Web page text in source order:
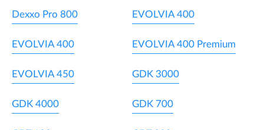
Dexxo Pro 800 EVOLVIA 400
EVOLVIA 400 EVOLVIA 400 Premium
EVOLVIA 450 GDK 3000
GDK 4000 GDK 700